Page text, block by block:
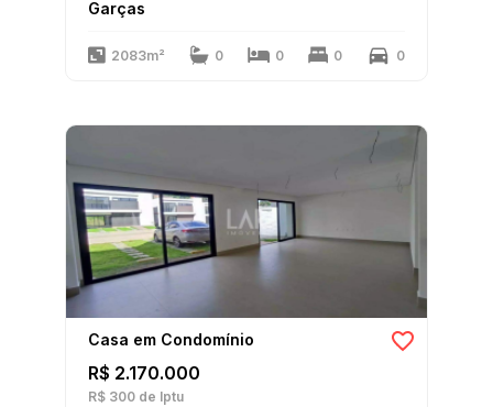
Garças
2083m² 0 0 0 0
Casa em Condomínio
R$ 2.170.000
R$ 300 de Iptu